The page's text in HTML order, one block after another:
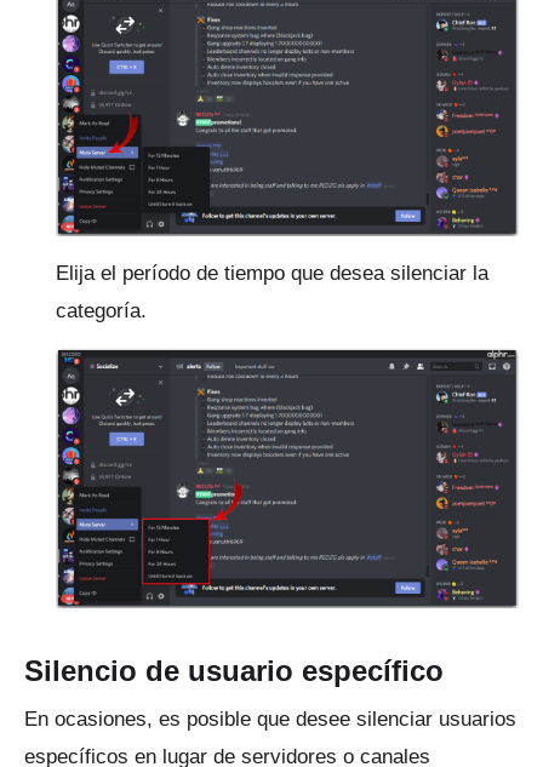
Elija el período de tiempo que desea silenciar la
categoría.
Silencio de usuario específico
En ocasiones, es posible que desee silenciar usuarios
específicos en lugar de servidores o canales